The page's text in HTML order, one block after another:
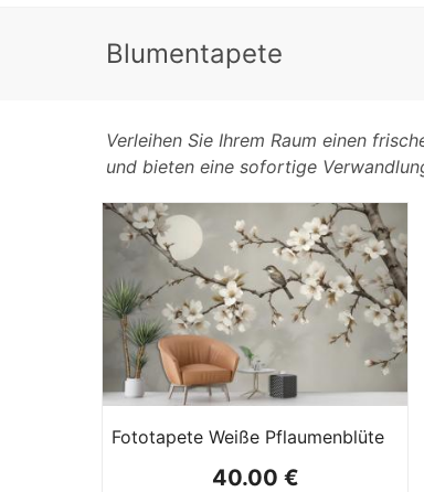
Blumentapete
Verleihen Sie Ihrem Raum einen
und bieten eine sofortige
Fototapete Weiße Pflaumenblüte
40.00 €